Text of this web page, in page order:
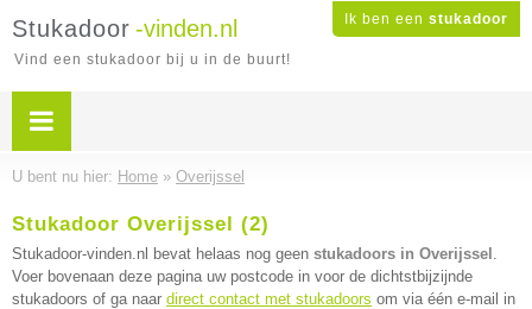
Ik ben een stukadoor
Stukadoor -vinden.nl
Vind een stukadoor bij u in de buurt!
U bent nu hier: Home » Overijssel
Stukadoor Overijssel (2)
Stukadoor-vinden.nl bevat helaas nog geen stukadoors in Overijssel .
Voer bovenaan deze pagina uw postcode in voor de dichtstbijzijnde
stukadoors of ga naar direct contact met stukadoors om via één e-mail in